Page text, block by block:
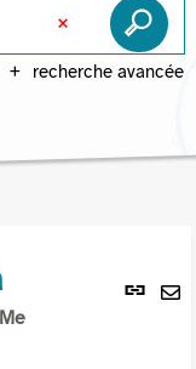
recherche avancée
Lien